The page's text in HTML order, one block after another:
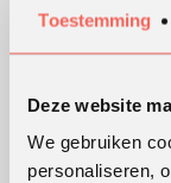
Toestemming
Deze website
We gebruiken
personaliseren,
Serious games
Teambuilding
Alle werkvormen